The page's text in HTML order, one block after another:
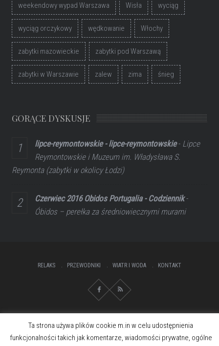
weekendowy wypad Warszawa Wisła wyciąg
wyciąg orczykowy wędkowanie Włochy
zabytki mazowieckie zabytki pod Warszawą
zabytki w Warszawie zalew zima śnieg
GORĄCE DYSKUSJE
lipce-reymontowskie - lipce-reymontowskie- Lipce
Reymontowskie i Muzeum im. Władysława S.
Reymonta (zabytki w okolicy Łodzi)
Czerwiec 2016 Obidos Portugalia - Codziennik-
Óbidos – perełka za średniowiecznymi murami
RELAKS PRZEWODNIKI WIATR I WODA KONTAKT
Ta strona używa plików cookie m.in w celu udostępnienia
funkcjonalności takich jak komentarze, wiadomości prywatne, ogólne